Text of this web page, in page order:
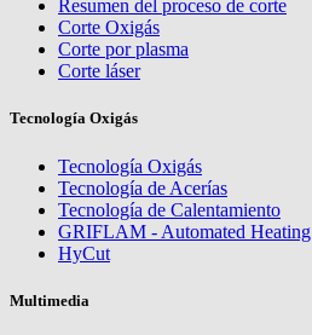
Resumen del proceso de corte
Corte Oxigás
Corte por plasma
Corte láser
Tecnología Oxigás
Tecnología Oxigás
Tecnología de Acerías
Tecnología de Calentamiento
GRIFLAM - Automated Heating
HyCut
Multimedia